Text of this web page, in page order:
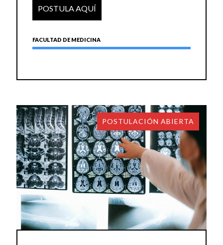
POSTULA AQUÍ
FACULTAD DE MEDICINA
POSTULACIÓN ABIERTA